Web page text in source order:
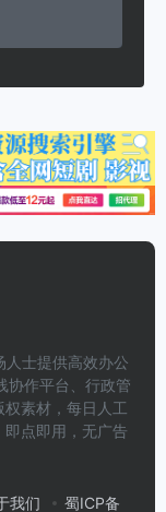
士提供高效办公
协作平台、行政管
素材，每日人工
点即用，无广告
我们 蜀ICP备